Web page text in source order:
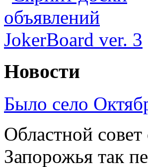
Новости
Было село
Областной совет
Запорожья так